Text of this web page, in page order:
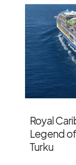
Royal
Legend
Turku